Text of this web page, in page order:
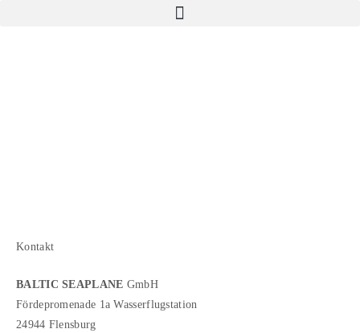
Kontakt
BALTIC SEAPLANE GmbH
Fördepromenade 1a Wasserflugstation
24944 Flensburg